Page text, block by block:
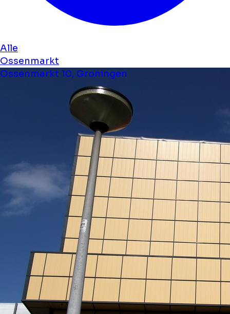
Alle
Ossenmarkt
Ossenmarkt 10, Groningen